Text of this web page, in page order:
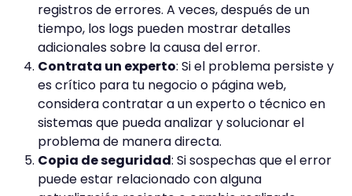
registros de errores. A veces, después de un
tiempo, los logs pueden mostrar detalles
adicionales sobre la causa del error.
Contrata un experto: Si el problema persiste y
es crítico para tu negocio o página web,
considera contratar a un experto o técnico en
sistemas que pueda analizar y solucionar el
problema de manera directa.
Copia de seguridad: Si sospechas que el error
puede estar relacionado con alguna